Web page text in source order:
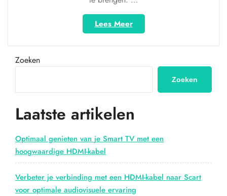
Lees Meer“Naadloze
verbinding:
HDMI
VGA
Een
tussen
en
oudere
Zoeken
Zoeken
Laatste artikelen
Optimaal genieten van je Smart TV met een
hoogwaardige HDMI-kabel
Verbeter je verbinding met een HDMI-kabel naar Scart
voor optimale audiovisuele ervaring